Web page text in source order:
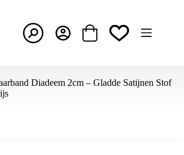
Winkelwagen
Diadeem 2cm – Gladde Satijnen Stof